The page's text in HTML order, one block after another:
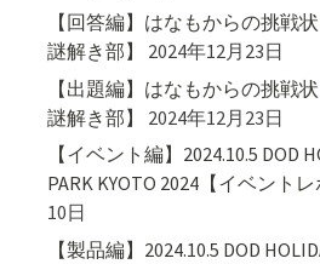
【回答編】はなもからの挑戦
謎解き部】
2024年12月23日
【出題編】はなもからの挑戦
謎解き部】
2024年12月23日
【イベント編】2024.10.5 DOD
PARK KYOTO 2024【イベントレ
10日
【製品編】2024.10.5 DOD